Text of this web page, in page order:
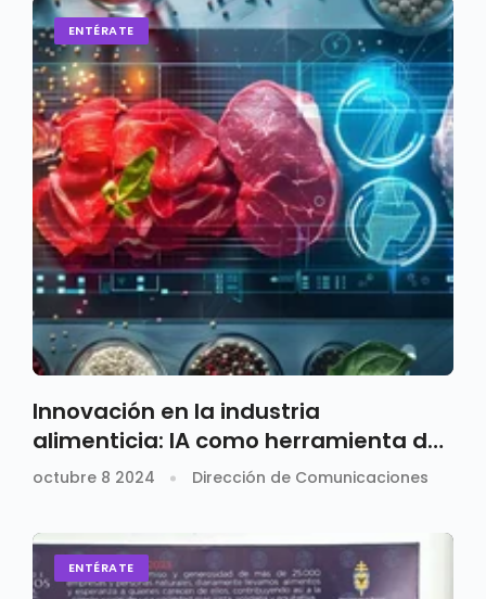
ENTÉRATE
Innovación en la industria
alimenticia: IA como herramienta de
transformación
octubre 8 2024 Dirección de Comunicaciones
ENTÉRATE